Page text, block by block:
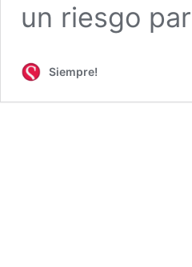
un riesgo
Siempre!